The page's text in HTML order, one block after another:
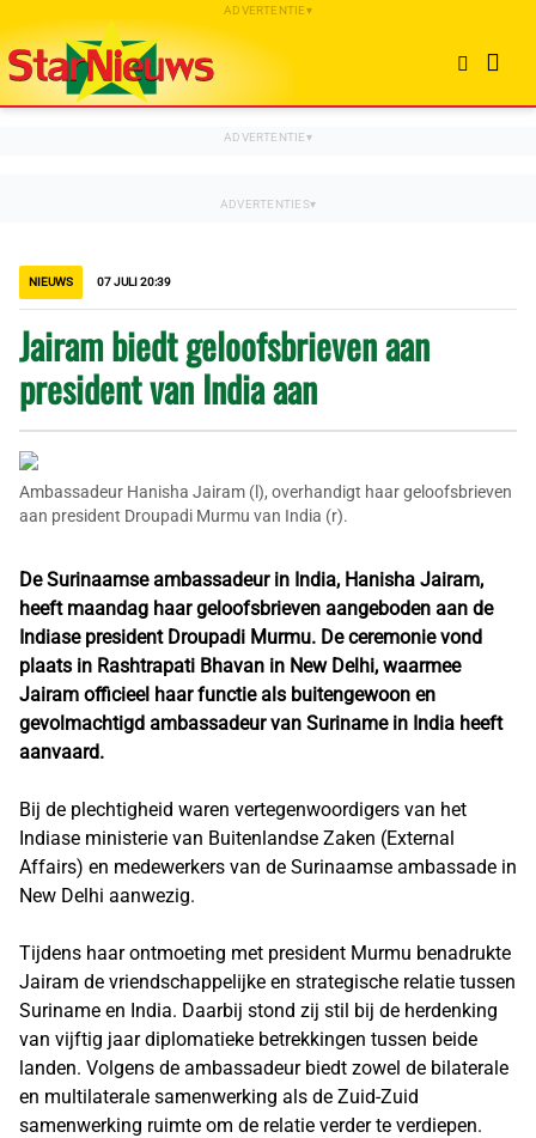
NIEUWS 07 JULI 20:39
Jairam biedt geloofsbrieven aan
president van India aan
Ambassadeur Hanisha Jairam (l), overhandigt haar geloofsbrieven
aan president Droupadi Murmu van India (r).
De Surinaamse ambassadeur in India, Hanisha Jairam,
heeft maandag haar geloofsbrieven aangeboden aan de
Indiase president Droupadi Murmu. De ceremonie vond
plaats in Rashtrapati Bhavan in New Delhi, waarmee
Jairam officieel haar functie als buitengewoon en
gevolmachtigd ambassadeur van Suriname in India heeft
aanvaard.
Bij de plechtigheid waren vertegenwoordigers van het
Indiase ministerie van Buitenlandse Zaken (External
Affairs) en medewerkers van de Surinaamse ambassade in
New Delhi aanwezig.
Tijdens haar ontmoeting met president Murmu benadrukte
Jairam de vriendschappelijke en strategische relatie tussen
Suriname en India. Daarbij stond zij stil bij de herdenking
van vijftig jaar diplomatieke betrekkingen tussen beide
landen. Volgens de ambassadeur biedt zowel de bilaterale
en multilaterale samenwerking als de Zuid-Zuid
samenwerking ruimte om de relatie verder te verdiepen.